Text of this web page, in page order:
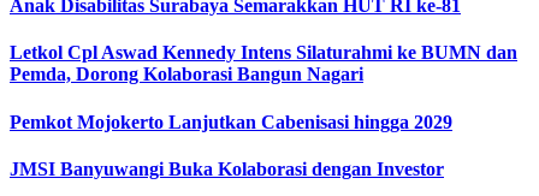
Anak Disabilitas Surabaya Semarakkan HUT RI ke-81
Letkol Cpl Aswad Kennedy Intens Silaturahmi ke BUMN dan
Pemda, Dorong Kolaborasi Bangun Nagari
Pemkot Mojokerto Lanjutkan Cabenisasi hingga 2029
JMSI Banyuwangi Buka Kolaborasi dengan Investor